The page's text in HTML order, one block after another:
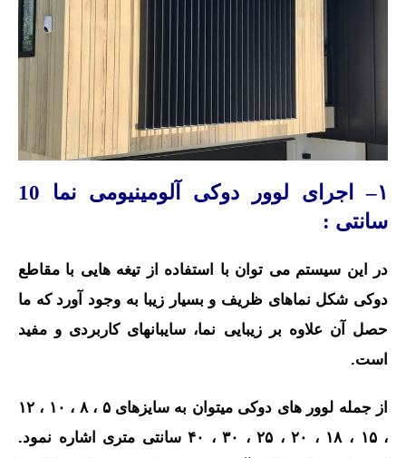
۱– اجرای لوور دوکی آلومینیومی نما 10
سانتی :
در این سیستم می توان با استفاده از تیغه هایی با مقاطع
دوکی شکل نماهای ظریف و بسیار زیبا به وجود آورد که ما
حصل آن علاوه بر زیبایی نما، سایبانهای کاربردی و مفید
است.
از جمله لوور های دوکی میتوان به سایزهای ۵ ، ۸ ، ۱۰ ، ۱۲
، ۱۵ ، ۱۸ ، ۲۰ ، ۲۵ ، ۳۰ ، ۴۰ سانتی متری اشاره نمود.